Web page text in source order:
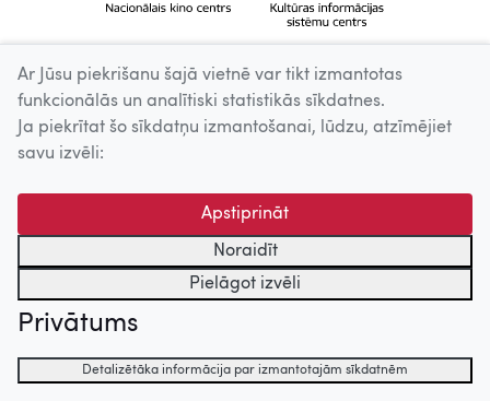
Ar Jūsu piekrišanu šajā vietnē var tikt izmantotas
funkcionālās un analītiski statistikās sīkdatnes.
Ja piekrītat šo sīkdatņu izmantošanai, lūdzu, atzīmējiet
savu izvēli:
Apstiprināt
Noraidīt
Pielāgot izvēli
Privātums
Detalizētāka informācija par izmantotajām sīkdatnēm